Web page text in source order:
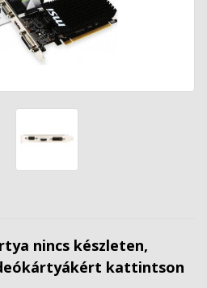
nincs készleten,
kattintson